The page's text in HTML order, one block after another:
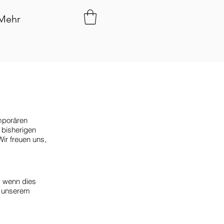
freuen uns,
wenn dies